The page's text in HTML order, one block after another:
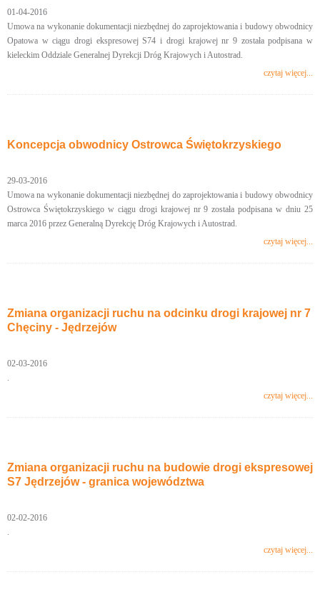
01-04-2016
Umowa na wykonanie dokumentacji niezbędnej do zaprojektowania i budowy obwodnicy
Opatowa w ciągu drogi ekspresowej S74 i drogi krajowej nr 9 została podpisana w
kieleckim Oddziale Generalnej Dyrekcji Dróg Krajowych i Autostrad.
czytaj więcej...
Koncepcja obwodnicy Ostrowca Świętokrzyskiego
29-03-2016
Umowa na wykonanie dokumentacji niezbędnej do zaprojektowania i budowy obwodnicy
Ostrowca Świętokrzyskiego w ciągu drogi krajowej nr 9 została podpisana w dniu 25
marca 2016 przez Generalną Dyrekcję Dróg Krajowych i Autostrad.
czytaj więcej...
Zmiana organizacji ruchu na odcinku drogi krajowej nr 7
Chęciny - Jędrzejów
02-03-2016
.
czytaj więcej...
Zmiana organizacji ruchu na budowie drogi ekspresowej
S7 Jędrzejów - granica województwa
02-02-2016
.
czytaj więcej...